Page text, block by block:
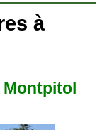
à
Montpitol